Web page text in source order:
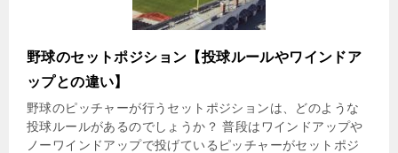
野球のセットポジション【投球ルールやワインドア
ップとの違い】
野球のピッチャーが行うセットポジションは、どのような
投球ルールがあるのでしょうか？ 普段はワインドアップや
ノーワインドアップで投げているピッチャーがセットポジ